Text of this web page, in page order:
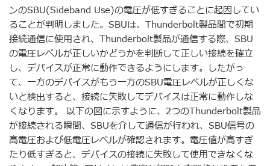
ンのSBU(Sideband Use)の電圧が低すぎることに起因してい
ることが判明しました。SBUは、Thunderbolt製品間で初期
接続通信に使用され、Thunderbolt製品が通信する際、SBU
の電圧レベルが正しいかどうかを判断して正しい接続を確立
し、デバイスが正常に動作できるようにします。したがっ
て、一方のデバイスがもう一方のSBU電圧レベルが正しくな
いと検出すると、接続に失敗してデバイスは正常に動作しな
くなります。 以下の図に示すように、2つのThunderbolt製品
が接続される瞬間、SBUを介して通信が行われ、SBU信号の
高電圧および低電圧レベルが確認されます。電圧値が高すぎ
たり低すぎると、デバイスの接続に失敗して使用できなくな